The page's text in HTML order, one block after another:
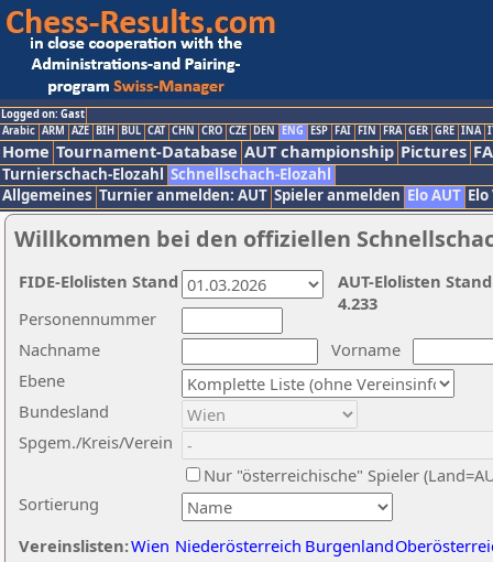
Logged on: Gast
Arabic ARM AZE BIH BUL CAT CHN CRO CZE DEN ENG ESP FAI FIN FRA GER GRE INA
Home Tournament-Database AUT championship Pictures
Turnierschach-Elozahl Schnellschach-Elozahl
Allgemeines Turnier anmelden: AUT Spieler anmelden Elo AUT
Willkommen bei den offiziellen
Nachname
Vorname
Ebene
Sortierung
Personennummer
Bundesland
Spgem./Kreis/Verein
Nur "österreichische" Spieler
Vereinslisten:Wien Niederösterreich Burgenland
AUT-Elolisten
4.233
FIDE-Elolisten Stand